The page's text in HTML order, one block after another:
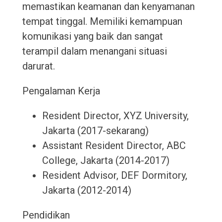
memastikan keamanan dan kenyamanan
tempat tinggal. Memiliki kemampuan
komunikasi yang baik dan sangat
terampil dalam menangani situasi
darurat.
Pengalaman Kerja
Resident Director, XYZ University,
Jakarta (2017-sekarang)
Assistant Resident Director, ABC
College, Jakarta (2014-2017)
Resident Advisor, DEF Dormitory,
Jakarta (2012-2014)
Pendidikan